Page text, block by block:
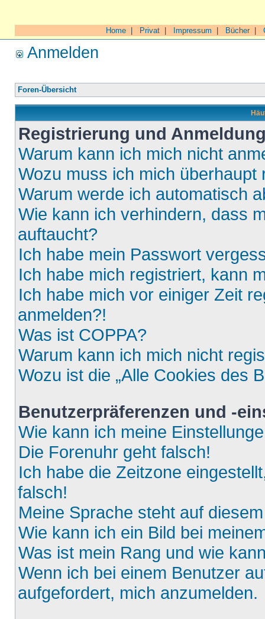
Home Privat Impressum Bücher|
Anmelden
Foren-Übersicht
Registrierung und
Warum kann ich mich nicht
Wozu muss ich mich überhaupt
Warum werde ich automatisch
Wie kann ich verhindern, dass
auftaucht?
Ich habe mein Passwort
Ich habe mich registriert, kann
Ich habe mich vor einiger Zeit
anmelden?!
Was ist COPPA?
Warum kann ich mich nicht
Wozu ist die „Alle Cookies des
Benutzerpräferenzen und -
Wie kann ich meine
Die Forenuhr geht falsch!
Ich habe die Zeitzone
falsch!
Meine Sprache steht auf
Wie kann ich ein Bild bei
Was ist mein Rang und wie
Wenn ich bei einem Benutzer
aufgefordert, mich anzumelden.